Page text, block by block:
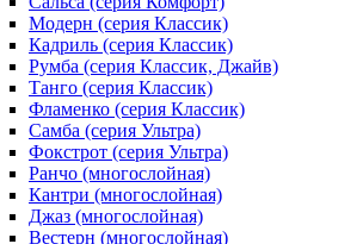
Модерн (серия Классик)
Кадриль (серия Классик)
Румба (серия Классик, Джайв)
Танго (серия Классик)
Фламенко (серия Классик)
Самба (серия Ультра)
Фокстрот (серия Ультра)
Ранчо (многослойная)
Кантри (многослойная)
Джаз (многослойная)
Вестерн (многослойная)